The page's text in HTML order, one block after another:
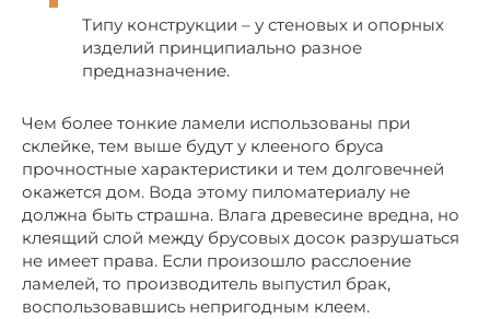
Типу конструкции – у стеновых и опорных
изделий принципиально разное
предназначение.
Чем более тонкие ламели использованы при
склейке, тем выше будут у клееного бруса
прочностные характеристики и тем долговечней
окажется дом. Вода этому пиломатериалу не
должна быть страшна. Влага древесине вредна, но
клеящий слой между брусовых досок разрушаться
не имеет права. Если произошло расслоение
ламелей, то производитель выпустил брак,
воспользовавшись непригодным клеем.